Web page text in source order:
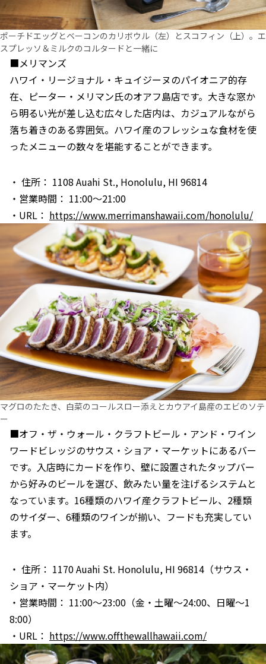
ポーチドエッグとベーコンのカリボウル（左）とスコフィン（上）。エ
スプレッソ＆ミルクのコルタードと一緒に
■メリマンズ
ハワイ・リージョナル・キュイジーヌのパイオニア的存
在、ピーター・メリマン氏のオアフ島店です。大きな窓か
ら明るい光が差し込む広々した店内は、カジュアルながら
落ち着きのある雰囲気。ハワイ産のフレッシュな食材を使
ったメニューの数々を堪能することができます。
・ 住所： 1108 Auahi St., Honolulu, HI 96814
・営業時間： 11:00～21:00
・URL： https://www.merrimanshawaii.com/honolulu/
マグロのたたき、白菜のコールスロー添えとカウアイ島産のエビのソテ
ー
■オフ・ザ・ウォール・クラフトビール・アンド・ワイン
ワードビレッジのサウス・ショア・マーケットにあるバー
です。入店時にカードを作り、壁に設置されたタップバー
から好みのビールを選び、飲みたい量を注げるシステムと
なっています。16種類のハワイ産クラフトビール、2種類
のサイダー、6種類のワインが揃い、フードも充実してい
ます。
・ 住所： 1170 Auahi St. Honolulu, HI 96814（サウス・
ショア・マーケット内）
・営業時間： 11:00～23:00（金・土曜～24:00、日曜～1
8:00）
・URL： https://www.offthewallhawaii.com/